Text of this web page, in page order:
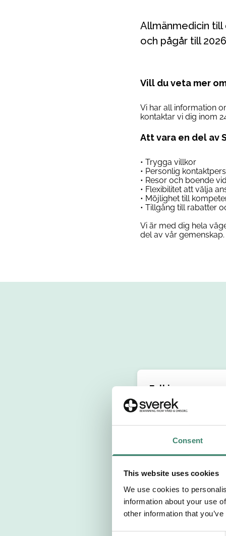
Consent
This website uses cookies
We use cookies to
information about your use
other information that
Allmänmedicin till ett uppdrag i Oskarshamn, Kalmar. Uppdraget startar 2026-06-15
och pågår till
Vill du veta mer
Vi har all information
kontaktar vi dig inom
Att vara en del av
• Trygga villkor
• Personlig
• Resor och boende
• Flexibilitet att välja
• Möjlighet till
• Tillgång till rabatter
Vi är med dig hela
del av vår
Fyll i
Välj yrkesroll
Välj önskat